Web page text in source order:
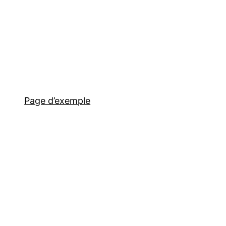
Page d’exemple